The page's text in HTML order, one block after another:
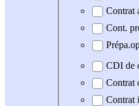
Contrat
Cont.
CDI de
Contrat
Contrat